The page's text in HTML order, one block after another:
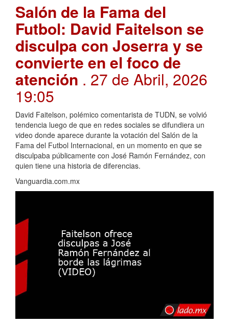
Salón de la Fama del
Futbol: David Faitelson se
disculpa con Joserra y se
convierte en el foco de
atención . 27 de Abril, 2026
19:05
David Faitelson, polémico comentarista de TUDN, se volvió
tendencia luego de que en redes sociales se difundiera un
video donde aparece durante la votación del Salón de la
Fama del Futbol Internacional, en un momento en que se
disculpaba públicamente con José Ramón Fernández, con
quien tiene una historia de diferencias.
Vanguardia.com.mx